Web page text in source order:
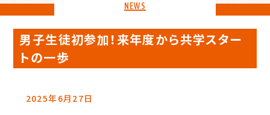
NEWS
男子生徒初参加！来年度から共学スター
トの一歩
2025年6月27日